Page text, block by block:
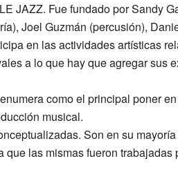
JAZZ. Fue fundado por Sandy
Joel Guzmán (percusión),
en las actividades artísticas
a lo que hay que agregar sus
como el principal poner
musical.
Son en su
que las mismas fueron